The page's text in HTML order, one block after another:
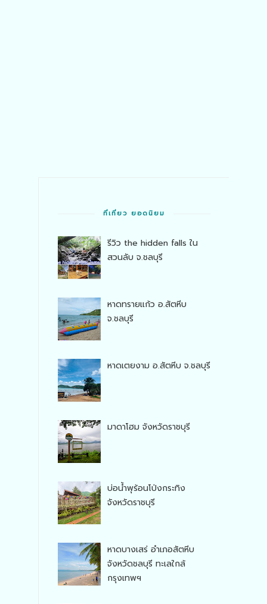
ที่เที่ยว ยอดนิยม
รีวิว the hidden falls ใน
สวนลับ จ.ชลบุรี
หาดทรายแก้ว อ.สัตหีบ
จ.ชลบุรี
หาดเตยงาม อ.สัตหีบ จ.ชลบุรี
มาดาโฮม จังหวัดราชบุรี
บ่อน้ำพุร้อนโป่งกระทิง
จังหวัดราชบุรี
หาดบางเสร่ อำเภอสัตหีบ
จังหวัดชลบุรี ทะเลใกล้
กรุงเทพฯ